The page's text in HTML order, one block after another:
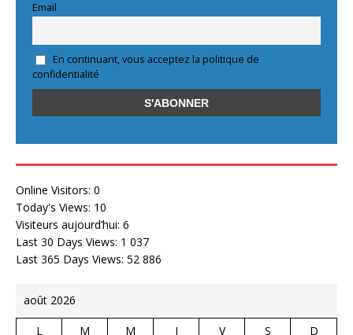
Email
En continuant, vous acceptez la politique de
confidentialité
Online Visitors: 0
Today's Views: 10
Visiteurs aujourd’hui: 6
Last 30 Days Views: 1 037
Last 365 Days Views: 52 886
août 2026
L M M J V S D